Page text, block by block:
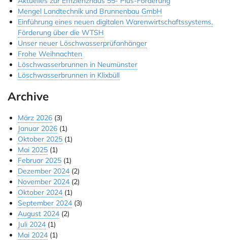
Mengel Landtechnik und Brunnenbau GmbH
Einführung eines neuen digitalen Warenwirtschaftssystems,
Förderung über die WTSH
Unser neuer Löschwasserprüfanhänger
Frohe Weihnachten
Löschwasserbrunnen in Neumünster
Löschwasserbrunnen in Klixbüll
Archive
März 2026 (3)
Januar 2026 (1)
Oktober 2025 (1)
Mai 2025 (1)
Februar 2025 (1)
Dezember 2024 (2)
November 2024 (2)
Oktober 2024 (1)
September 2024 (3)
August 2024 (2)
Juli 2024 (1)
Mai 2024 (1)